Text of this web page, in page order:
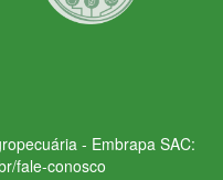
- Embrapa SAC:
fale-conosco